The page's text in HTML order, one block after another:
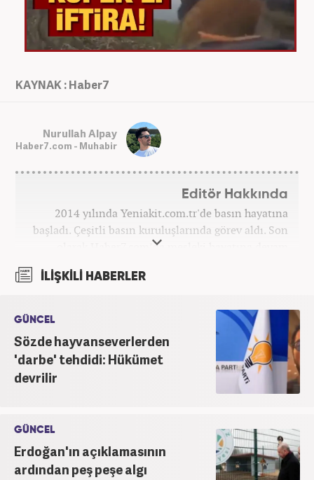
KAYNAK : Haber7
Nurullah Alpay
Haber7.com - Muhabir
Editör Hakkında
2014 yılında Yeniakit.com.tr'de basın hayatına
başladı. Çeşitli basın kuruluşlarında görev aldı. Son
olarak Haber7.com’da mesleki hayatına devam
İLİŞKİLİ HABERLER
GÜNCEL
Sözde hayvanseverlerden
'darbe' tehdidi: Hükümet
devrilir
GÜNCEL
Erdoğan'ın açıklamasının
ardından peş peşe algı